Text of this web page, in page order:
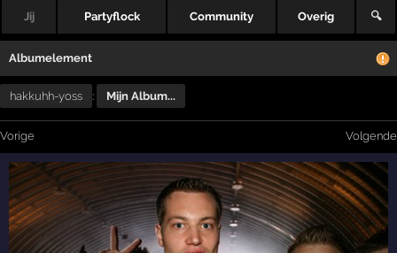
Jij Partyflock Community Overig 🔍
Albumelement
hakkuhh-yoss : Mijn Album...
Vorige Volgende